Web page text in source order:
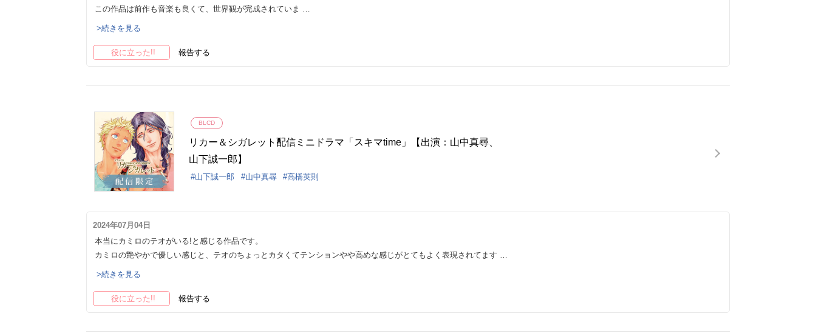
この作品は前作も音楽も良くて、世界観が完成されていま …
>続きを見る
役に立った!! 報告する
BLCD
リカー＆シガレット配信ミニドラマ「スキマtime」【出演：山中真尋、
山下誠一郎】
山下誠一郎 山中真尋 高橋英則
2024年07月04日
本当にカミロのテオがいる!と感じる作品です。
カミロの艶やかで優しい感じと、テオのちょっとカタくてテンションやや高めな感じがとてもよく表現されてます …
>続きを見る
役に立った!! 報告する